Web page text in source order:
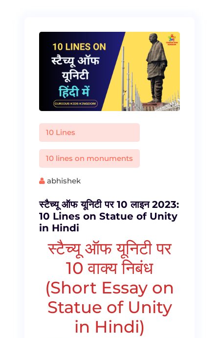
10 Lines
10 lines on monuments
abhishek
स्टैच्यू ऑफ यूनिटी पर 10 लाइन 2023:
10 Lines on Statue of Unity
in Hindi
स्टैच्यू ऑफ यूनिटी पर
10 वाक्य निबंध
(Short Essay on
Statue of Unity
in Hindi)